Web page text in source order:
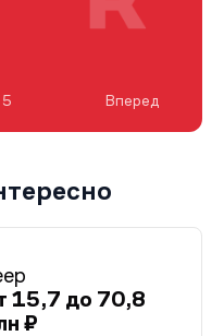
Вперед
15,7 до 70,8
₽